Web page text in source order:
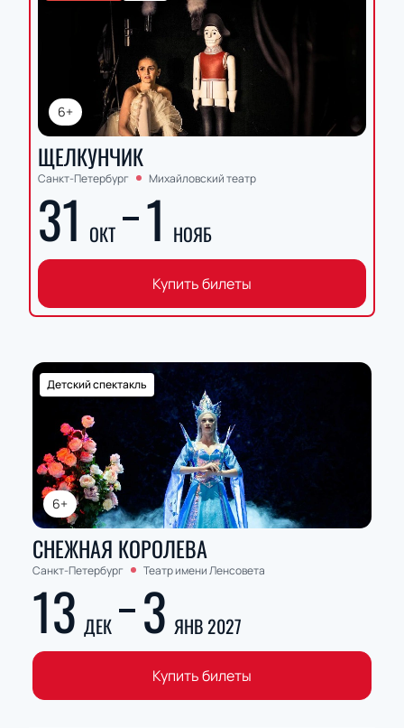
6+
ЩЕЛКУНЧИК
Санкт-Петербург Михайловский театр
31 ОКТ 1 НОЯБ
Купить билеты
6+
Детский спектакль
СНЕЖНАЯ КОРОЛЕВА
Санкт-Петербург Театр имени Ленсовета
13 ДЕК 3 ЯНВ 2027
Купить билеты